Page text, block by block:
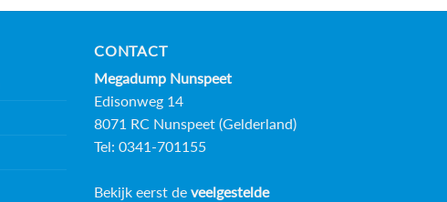
CONTACT
Megadump Nunspeet
Edisonweg 14
8071 RC Nunspeet (Gelderland)
Tel: 0341-701155
Bekijk eerst de veelgestelde